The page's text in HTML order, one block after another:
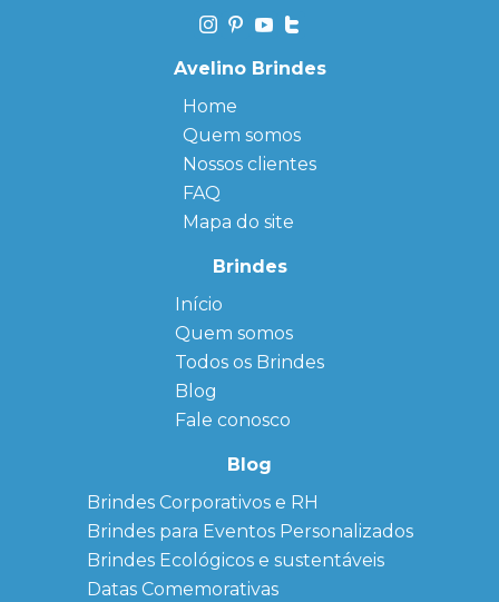
Avelino Brindes
Home
Quem somos
Nossos clientes
FAQ
Mapa do site
Brindes
Início
Quem somos
← Back
FAQ
Sitemap
Todos os Brindes
← Back
Agendas
Personalizadas
Personalizado
personalizados
Brindes
Corporativos
Copos Térmicos
Personalizados
Datas Especiais
Blog
Fale conosco
Blog
Brindes Corporativos e RH
Brindes para Eventos Personalizados
Brindes Ecológicos e sustentáveis
Datas Comemorativas